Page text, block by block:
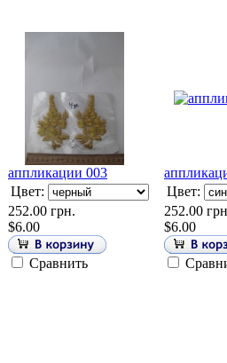
аппликации 003
Цвет:
252.00 грн.
$6.00
Сравнить
Цвет:
252.00
$6.00